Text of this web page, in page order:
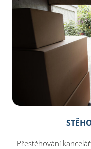
Přestěhování